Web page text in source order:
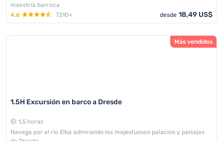
maestría barroca
4.6
7310+ desde 18,49 US$
Más vendidos
1.5H Excursión en barco a Dresde
1,5 horas
Navega por el río Elba admirando los majestuosos palacios y paisajes